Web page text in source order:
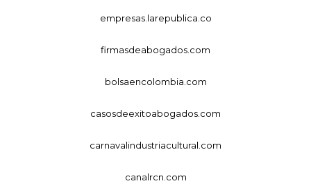
empresas.larepublica.co
firmasdeabogados.com
bolsaencolombia.com
casosdeexitoabogados.com
carnavalindustriacultural.com
canalrcn.com